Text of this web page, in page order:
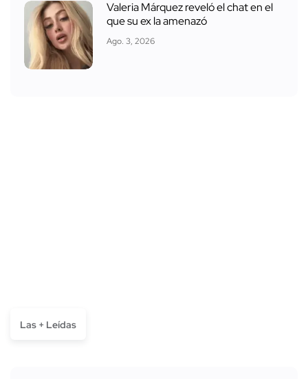
Valeria Márquez reveló el chat en el
que su ex la amenazó
Ago. 3, 2026
Las + Leídas